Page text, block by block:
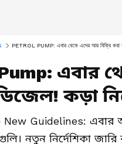
PETROL PUMP: এবার থেকে এদের আর বিক্রি করা
এবার
কড়া
New Guidelines: এবার
নতুন নির্দেশিকা